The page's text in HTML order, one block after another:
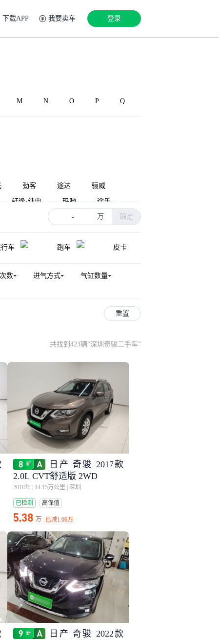
下载APP 我要卖车 登录
M N O P Q
劲客 途达 骊威
轩逸·纯电 玛驰 途乐
日产D22
（平行进口）
- 万 确定
车 跑车
皮卡
数 进气方式
气缸数量
重置
共找到423辆“深圳奇骏二手车”
日产 奇骏 2017款
2.0L CVT舒适版 2WD
2018年 14.15万公里 深圳
已检测 高保值
5.38 万 已减1.06万
日产 奇骏 2022款